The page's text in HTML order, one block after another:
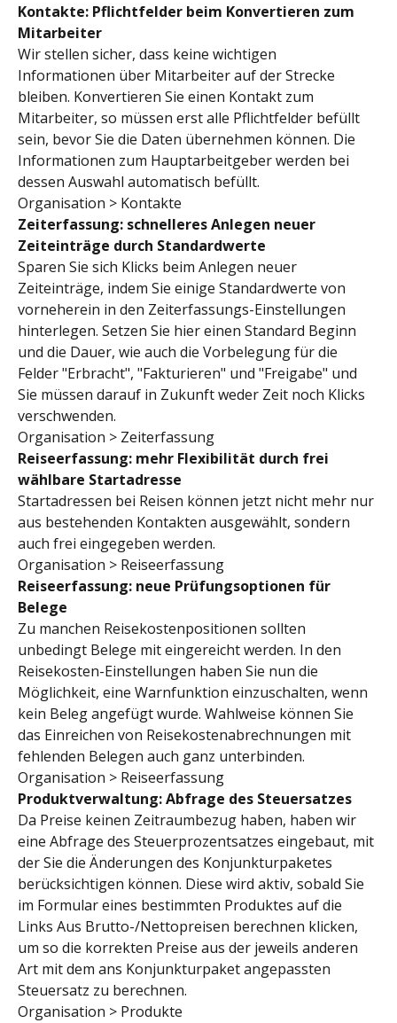
Kontakte: Pflichtfelder beim Konvertieren zum
Mitarbeiter
Wir stellen sicher, dass keine wichtigen
Informationen über Mitarbeiter auf der Strecke
bleiben. Konvertieren Sie einen Kontakt zum
Mitarbeiter, so müssen erst alle Pflichtfelder befüllt
sein, bevor Sie die Daten übernehmen können. Die
Informationen zum Hauptarbeitgeber werden bei
dessen Auswahl automatisch befüllt.
Organisation > Kontakte
Zeiterfassung: schnelleres Anlegen neuer
Zeiteinträge durch Standardwerte
Sparen Sie sich Klicks beim Anlegen neuer
Zeiteinträge, indem Sie einige Standardwerte von
vorneherein in den Zeiterfassungs-Einstellungen
hinterlegen. Setzen Sie hier einen Standard Beginn
und die Dauer, wie auch die Vorbelegung für die
Felder "Erbracht", "Fakturieren" und "Freigabe" und
Sie müssen darauf in Zukunft weder Zeit noch Klicks
verschwenden.
Organisation > Zeiterfassung
Reiseerfassung: mehr Flexibilität durch frei
wählbare Startadresse
Startadressen bei Reisen können jetzt nicht mehr nur
aus bestehenden Kontakten ausgewählt, sondern
auch frei eingegeben werden.
Organisation > Reiseerfassung
Reiseerfassung: neue Prüfungsoptionen für
Belege
Zu manchen Reisekostenpositionen sollten
unbedingt Belege mit eingereicht werden. In den
Reisekosten-Einstellungen haben Sie nun die
Möglichkeit, eine Warnfunktion einzuschalten, wenn
kein Beleg angefügt wurde. Wahlweise können Sie
das Einreichen von Reisekostenabrechnungen mit
fehlenden Belegen auch ganz unterbinden.
Organisation > Reiseerfassung
Produktverwaltung: Abfrage des Steuersatzes
Da Preise keinen Zeitraumbezug haben, haben wir
eine Abfrage des Steuerprozentsatzes eingebaut, mit
der Sie die Änderungen des Konjunkturpaketes
berücksichtigen können. Diese wird aktiv, sobald Sie
im Formular eines bestimmten Produktes auf die
Links Aus Brutto-/Nettopreisen berechnen klicken,
um so die korrekten Preise aus der jeweils anderen
Art mit dem ans Konjunkturpaket angepassten
Steuersatz zu berechnen.
Organisation > Produkte